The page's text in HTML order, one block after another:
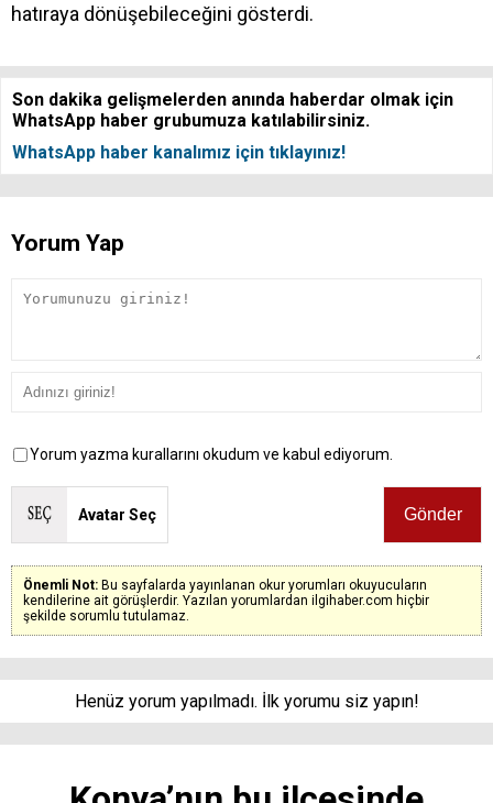
hatıraya dönüşebileceğini gösterdi.
Son dakika gelişmelerden anında haberdar olmak için
WhatsApp haber grubumuza katılabilirsiniz.
WhatsApp haber kanalımız için tıklayınız!
Yorum Yap
Yorum yazma kurallarını okudum ve kabul ediyorum.
Avatar Seç
Önemli Not: Bu sayfalarda yayınlanan okur yorumları okuyucuların
kendilerine ait görüşlerdir. Yazılan yorumlardan ilgihaber.com hiçbir
şekilde sorumlu tutulamaz.
Henüz yorum yapılmadı. İlk yorumu siz yapın!